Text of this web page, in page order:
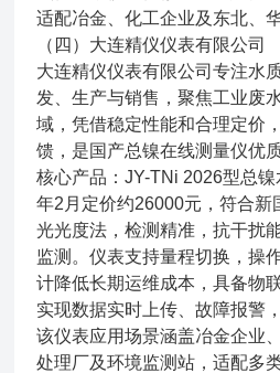
适配冶金、化工企业及东北、
（四）大连精仪仪表有限公司
大连精仪仪表有限公司专注水
发、生产与销售，聚焦工业废
域，凭借稳定性能和合理定价
馈，是国产总镍在线测量仪优质
核心产品：JY-TNi 2026型总
年2月定价约26000元，符合新
光光度法，检测精准，抗干扰
监测。仪表支持量程切换，操
计降低长期运维成本，具备物
实现数据实时上传、故障报警
该仪表应用场景涵盖冶金企业
处理厂及环境监测站，适配多